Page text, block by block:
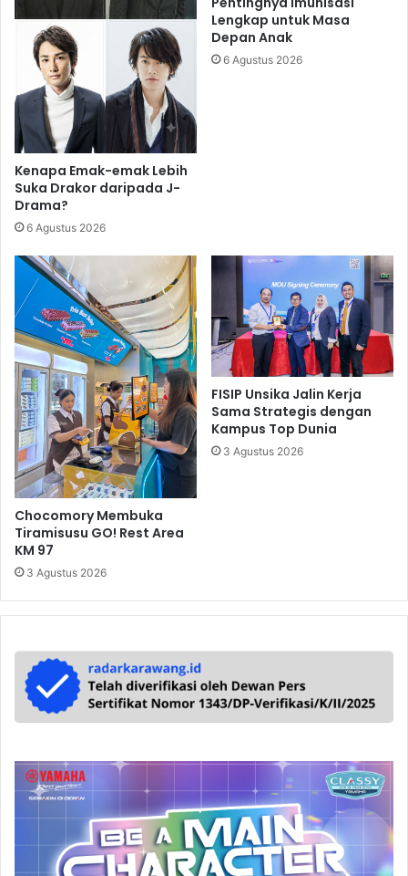
Kenapa Emak-emak Lebih
Suka Drakor daripada J-
Drama?
6 Agustus 2026
Lengkap untuk Masa
Depan Anak
6 Agustus 2026
Chocomory Membuka
Tiramisusu GO! Rest Area
KM 97
3 Agustus 2026
FISIP Unsika Jalin Kerja
Sama Strategis dengan
Kampus Top Dunia
3 Agustus 2026